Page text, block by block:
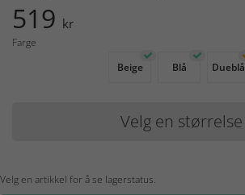
519 kr
Farge
Beige
Blå Dueblå
Velg en størrelse
Velg en artikkel for å se lagerstatus.